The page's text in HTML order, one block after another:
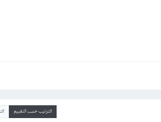
الترتيب حسب التقييم